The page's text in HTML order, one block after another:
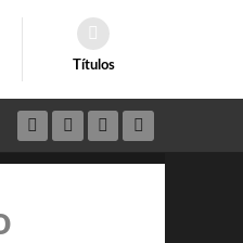
Títulos